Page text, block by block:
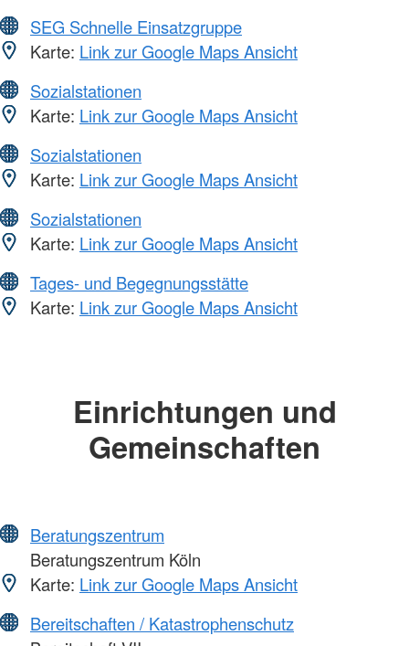
SEG Schnelle Einsatzgruppe
Karte: Link zur Google Maps Ansicht
Sozialstationen
Karte: Link zur Google Maps Ansicht
Sozialstationen
Karte: Link zur Google Maps Ansicht
Sozialstationen
Karte: Link zur Google Maps Ansicht
Tages- und Begegnungsstätte
Karte: Link zur Google Maps Ansicht
Einrichtungen und
Gemeinschaften
Beratungszentrum
Beratungszentrum Köln
Karte: Link zur Google Maps Ansicht
Bereitschaften / Katastrophenschutz